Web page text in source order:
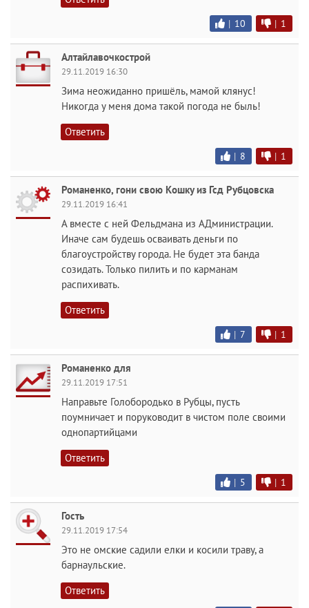
| 10 | 1
Алтайлавочкострой
29.11.2019 16:30
Зима неожиданно пришёль, мамой клянус!
Никогда у меня дома такой погода не быль!
Ответить
| 8 | 1
Романенко, гони свою Кошку из Гсд Рубцовска
29.11.2019 16:41
А вместе с ней Фельдмана из АДминистрации.
Иначе сам будешь осваивать деньги по
благоустройству города. Не будет эта банда
созидать. Только пилить и по карманам
распихивать.
Ответить
| 7 | 1
Романенко для
29.11.2019 17:51
Направьте Голобородько в Рубцы, пусть
поумничает и поруководит в чистом поле своими
однопартийцами
Ответить
| 5 | 1
Гость
29.11.2019 17:54
Это не омские садили елки и косили траву, а
барнаульские.
Ответить